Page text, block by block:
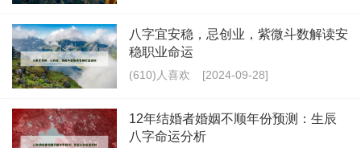
八字宜安稳，忌创业，紫微斗数解读安
稳职业命运
(610)人喜欢 [2024-09-28]
12年结婚者婚姻不顺年份预测：生辰
八字命运分析